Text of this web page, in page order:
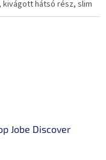
kivágott hátsó rész, slim
Jobe Discover